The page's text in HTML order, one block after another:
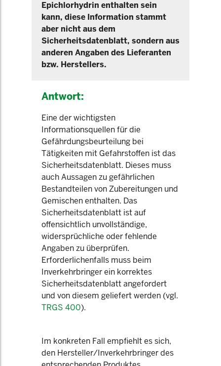
Epichlorhydrin enthalten sein
kann, diese Information stammt
aber nicht aus dem
Sicherheitsdatenblatt, sondern aus
anderen Angaben des Lieferanten
bzw. Herstellers.
Antwort:
Eine der wichtigsten
Informationsquellen für die
Gefährdungsbeurteilung bei
Tätigkeiten mit Gefahrstoffen ist das
Sicherheitsdatenblatt. Dieses muss
auch Aussagen zu gefährlichen
Bestandteilen von Zubereitungen und
Gemischen enthalten. Das
Sicherheitsdatenblatt ist auf
offensichtlich unvollständige,
widersprüchliche oder fehlende
Angaben zu überprüfen.
Erforderlichenfalls muss beim
Inverkehrbringer ein korrektes
Sicherheitsdatenblatt angefordert
und von diesem geliefert werden (vgl.
TRGS 400).
Im konkreten Fall empfiehlt es sich,
den Hersteller/Inverkehrbringer des